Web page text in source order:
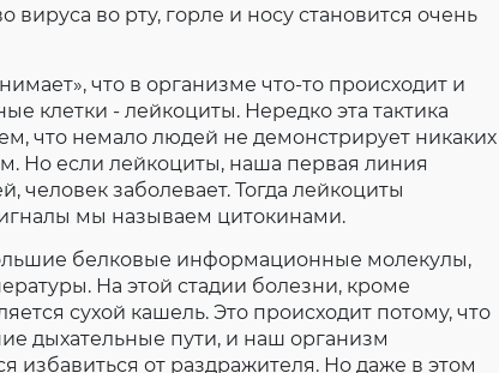
вируса во рту, горле и носу становится очень
что в организме что-то происходит и
клетки - лейкоциты. Нередко эта тактика
что немало людей не демонстрирует никаких
Но если лейкоциты, наша первая линия
человек заболевает. Тогда лейкоциты
мы называем цитокинами.
белковые информационные молекулы,
На этой стадии болезни, кроме
сухой кашель. Это происходит потому, что
дыхательные пути, и наш организм
избавиться от раздражителя. Но даже в этом